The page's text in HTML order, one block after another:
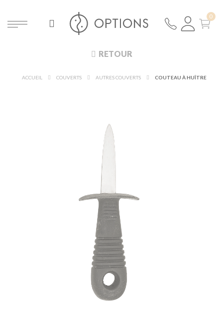
RETOUR
ACCUEIL COUVERTS AUTRES COUVERTS COUTEAU À HUÎTRE